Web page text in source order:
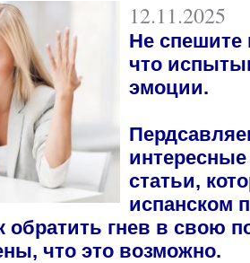
12.11.2025
Не спешите
что
эмоции.
статьи,
испанском
обратить гнев в свою
что это возможно.